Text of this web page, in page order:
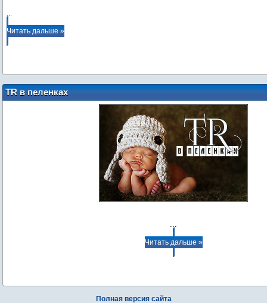
Читать дальше »
TR в пеленках
...
Читать дальше »
Полная версия сайта